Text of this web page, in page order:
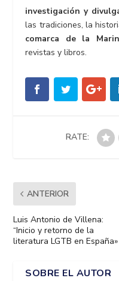
investigación y
las tradiciones, la
comarca de la
revistas y libros.​
RATE:
ANTERIOR
Luis Antonio de Villena:
“Inicio y retorno de la
literatura LGTB en España»
SOBRE EL AUTOR